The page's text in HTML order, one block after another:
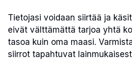
Tietojasi voidaan siirtää ja
eivät välttämättä tarjoa yhtä
tasoa kuin oma maasi.
siirrot tapahtuvat